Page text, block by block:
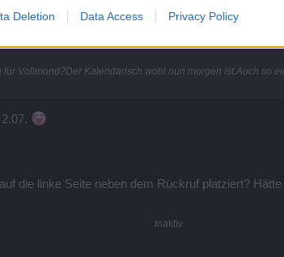
Deletion Data Access Privacy Policy
es nicht schlecht das Release auch mit dem Reittier war
froh.
Vollmond?Der Kalendarisch wohl nun morgen ist.Auch so
die linke Seite neben dem Rückruf platziert?
Inaktiv​